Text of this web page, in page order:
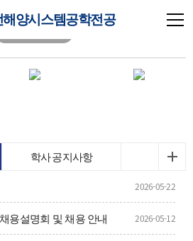
양시스템공학전공
학사 공지사항
2026-05-22
용설명회 및 채용 안내 2026-05-12